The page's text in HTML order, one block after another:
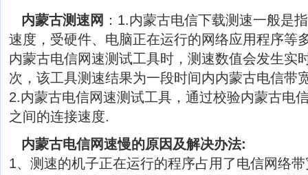
内蒙古测速网 ：1.内蒙古电信下载测速一般是
速度，受硬件、电脑正在运行的网络应用程序等
内蒙古电信网速测试工具时，测速数值会发生实
次，该工具测速结果为一段时间内内蒙古电信带
2.内蒙古电信网速测试工具，通过校验内蒙古电
之间的连接速度.
内蒙古电信网速慢的原因及解决办法:
1、测速的机子正在运行的程序占用了电信网络